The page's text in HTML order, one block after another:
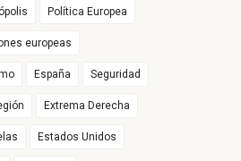
Política Europea
europeas
España Seguridad
Extrema Derecha
Estados Unidos